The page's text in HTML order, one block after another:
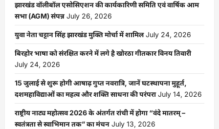
झारखंड वॉलीबॉल एसोसिएशन की कार्यकारिणी समिति एवं वार्षिक आम
सभा (AGM) संपन्न July 26, 2026
युवा नेता चट्टान सिंह झारखंड मुक्ति मोर्चा में शामिल July 24, 2026
बिरहोर भाषा को संरक्षित करने में लगे है खोरठा गीतकार विनय तिवारी
July 24, 2026
15 जुलाई से शुरू होगी आषाढ़ गुप्त नवरात्रि, जानें घटस्थापना मुहूर्त,
दशमहाविद्याओं का महत्व और शक्ति साधना की परंपरा July 14, 2026
राष्ट्रीय नाट्य महोत्सव 2026 के अंतर्गत रांची में होगा “वंदे मातरम् –
स्वतंत्रता से स्वाभिमान तक” का मंचन July 13, 2026